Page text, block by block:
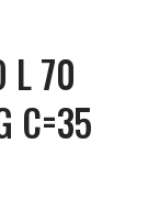
L 70
C=35